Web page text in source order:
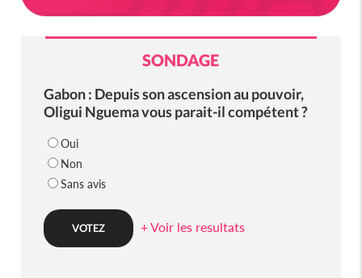
SONDAGE
Gabon : Depuis son ascension au pouvoir,
Oligui Nguema vous parait-il compétent ?
Oui
Non
Sans avis
+ Voir les resultats